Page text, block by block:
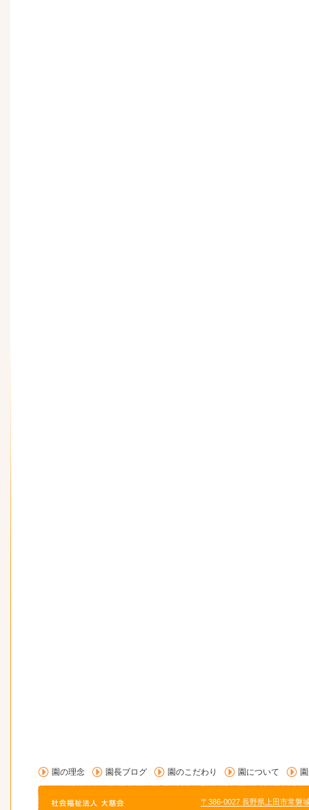
園の理念 園長ブログ 園のこだわり 園について
〒386-0027 長野県上田市常磐